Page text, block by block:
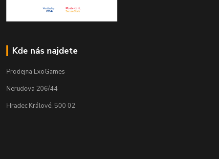
Kde nás najdete
Prodejna ExoGames
Nerudova 206/44
Hradec Králové, 500 02